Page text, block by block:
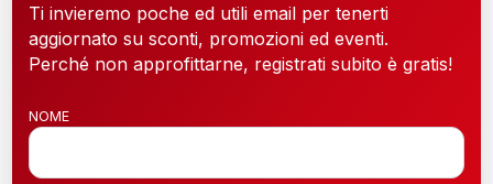
Ti invieremo poche ed utili email per tenerti
aggiornato su sconti, promozioni ed eventi.
Perché non approfittarne, registrati subito è gratis!
NOME